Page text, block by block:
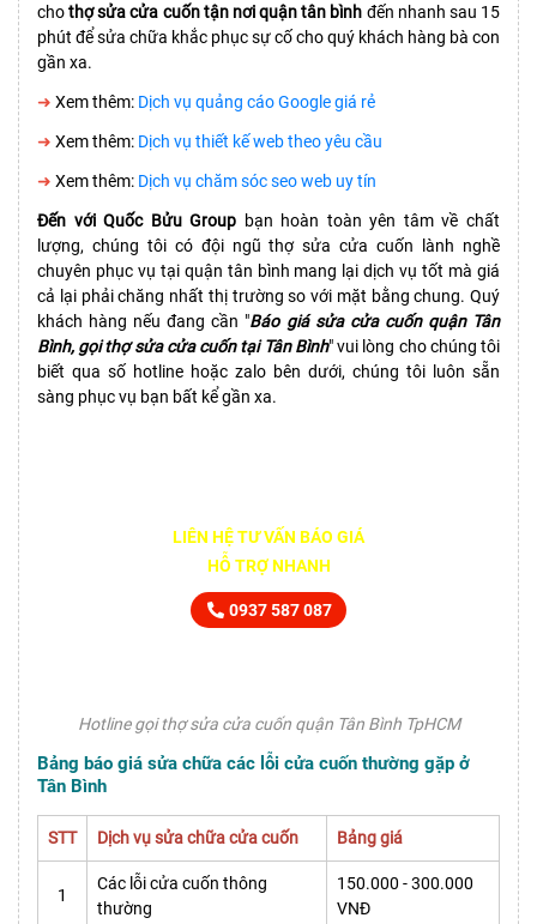
chothợ sửa cửa cuốn tận nơi quận tân bình đến nhanh sau 15
phút để sửa chữa khắc phục sự cố cho quý khách hàng bà con
gần xa.
➜ Xem thêm: Dịch vụ quảng cáo Google giá rẻ
➜ Xem thêm: Dịch vụ thiết kế web theo yêu cầu
➜ Xem thêm: Dịch vụ chăm sóc seo web uy tín
Đến với Quốc Bửu Group bạn hoàn toàn yên tâm về chất
lượng, chúng tôi có đội ngũ thợ sửa cửa cuốn lành nghề
chuyên phục vụ tại quận tân bình mang lại dịch vụ tốt mà giá
cả lại phải chăng nhất thị trường so với mặt bằng chung. Quý
khách hàng nếu đang cần "Báo giá sửa cửa cuốn quận Tân
Bình, gọi thợ sửa cửa cuốn tại Tân Bình" vui lòng cho chúng tôi
biết qua số hotline hoặc zalo bên dưới, chúng tôi luôn sẵn
sàng phục vụ bạn bất kể gần xa.
LIÊN HỆ TƯ VẤN BÁO GIÁ
HỖ TRỢ NHANH
0937 587 087
Hotline gọi thợ sửa cửa cuốn quận Tân Bình TpHCM
Bảng báo giá sửa chữa các lỗi cửa cuốn thường gặp ở
Tân Bình
STT Dịch vụ sửa chữa cửa cuốn Bảng giá
1
Các lỗi cửa cuốn thông
thường
150.000 - 300.000
VNĐ